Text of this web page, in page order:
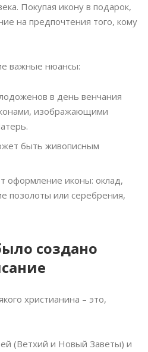
Покупая икону в подарок,
на предпочтения того, кому
важные нюансы:
в день венчания
изображающими
быть живописным
оформление иконы: оклад,
позолоты или серебрения,
создано
христианина – это,
(Ветхий и Новый Заветы) и